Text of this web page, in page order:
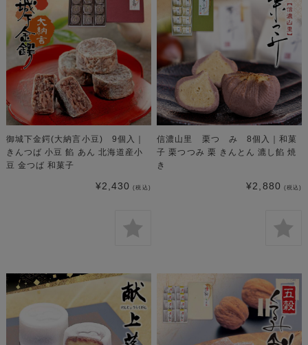
御城下金鍔(大納言小豆) 9個入｜
きんつば 小豆 餡 あん 北海道産小
豆 金つば 和菓子
¥2,430 (税込)
信濃山里 栗つゝみ 8個入｜和菓
子 栗つつみ 栗 きんとん 漉し餡 焼
き
¥2,880 (税込)